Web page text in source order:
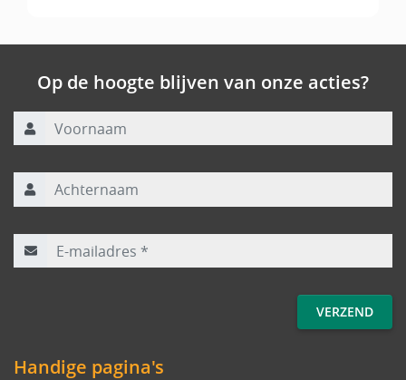
Op de hoogte blijven van onze acties?
Handige pagina's